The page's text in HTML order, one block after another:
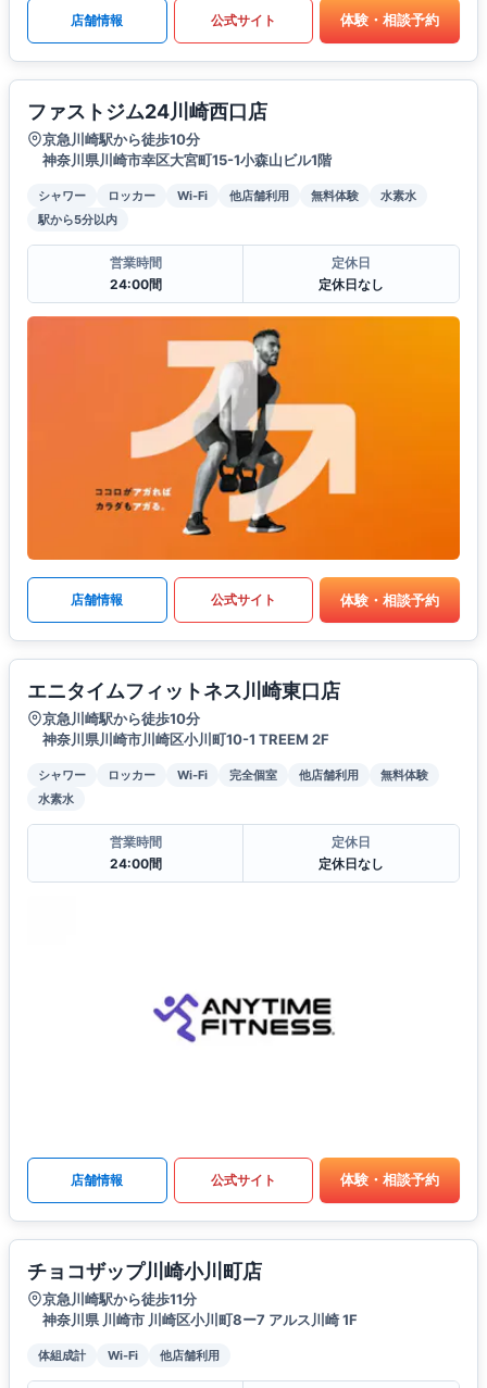
店舗情報 公式サイト 体験・相談予約
ファストジム24川崎西口店
京急川崎駅から徒歩10分
神奈川県川崎市幸区大宮町15-1小森山ビル1階
シャワー ロッカー Wi-Fi 他店舗利用 無料体験
水素水
駅から5分以内
営業時間
24:00間
定休日
定休日なし
店舗情報 公式サイト 体験・相談予約
エニタイムフィットネス川崎東口店
京急川崎駅から徒歩10分
神奈川県川崎市川崎区小川町10-1 TREEM 2F
シャワー ロッカー Wi-Fi 完全個室 他店舗利用
無料体験
水素水
営業時間
24:00間
定休日
定休日なし
店舗情報 公式サイト 体験・相談予約
チョコザップ川崎小川町店
京急川崎駅から徒歩11分
神奈川県 川崎市 川崎区小川町8ー7 アルス川崎 1F
体組成計 Wi-Fi 他店舗利用